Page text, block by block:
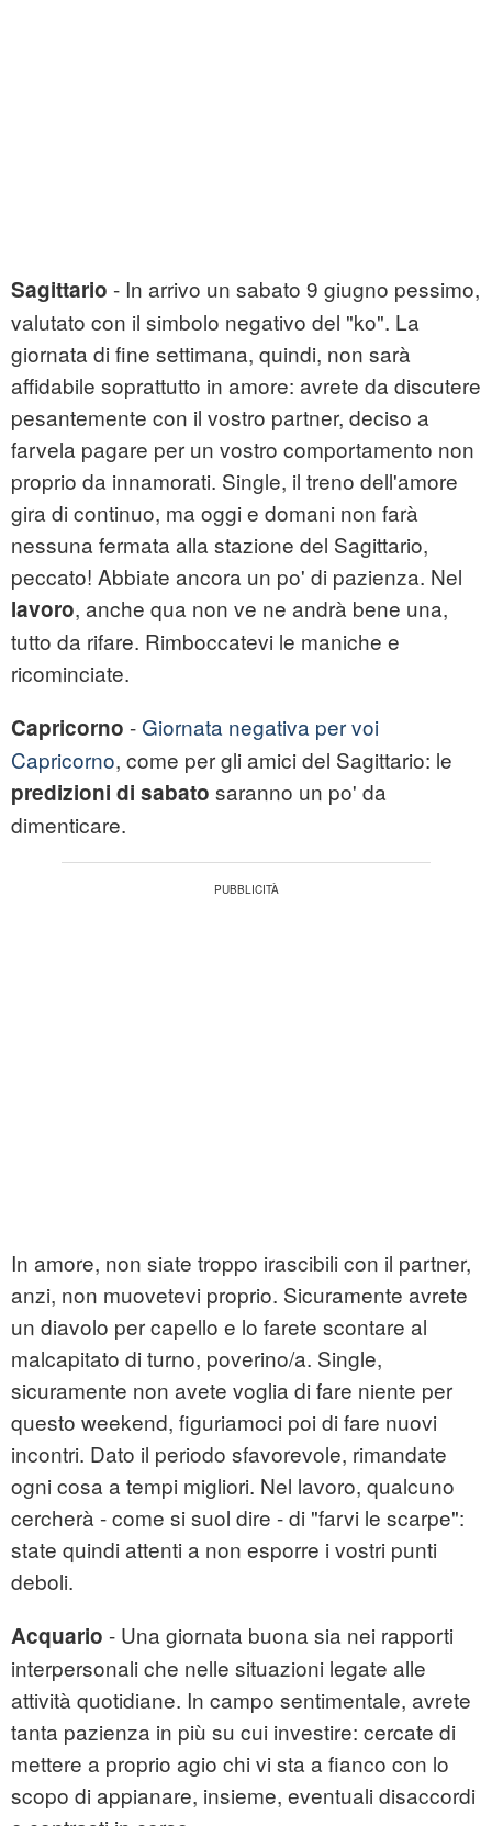
Sagittario - In arrivo un sabato 9 giugno pessimo,
valutato con il simbolo negativo del "ko". La
giornata di fine settimana, quindi, non sarà
affidabile soprattutto in amore: avrete da discutere
pesantemente con il vostro partner, deciso a
farvela pagare per un vostro comportamento non
proprio da innamorati. Single, il treno dell'amore
gira di continuo, ma oggi e domani non farà
nessuna fermata alla stazione del Sagittario,
peccato! Abbiate ancora un po' di pazienza. Nel
lavoro, anche qua non ve ne andrà bene una,
tutto da rifare. Rimboccatevi le maniche e
ricominciate.
Capricorno - Giornata negativa per voi
Capricorno, come per gli amici del Sagittario: le
predizioni di sabato saranno un po' da
dimenticare.
In amore, non siate troppo irascibili con il partner,
anzi, non muovetevi proprio. Sicuramente avrete
un diavolo per capello e lo farete scontare al
malcapitato di turno, poverino/a. Single,
sicuramente non avete voglia di fare niente per
questo weekend, figuriamoci poi di fare nuovi
incontri. Dato il periodo sfavorevole, rimandate
ogni cosa a tempi migliori. Nel lavoro, qualcuno
cercherà - come si suol dire - di "farvi le scarpe":
state quindi attenti a non esporre i vostri punti
deboli.
Acquario - Una giornata buona sia nei rapporti
interpersonali che nelle situazioni legate alle
attività quotidiane. In campo sentimentale, avrete
tanta pazienza in più su cui investire: cercate di
mettere a proprio agio chi vi sta a fianco con lo
scopo di appianare, insieme, eventuali disaccordi